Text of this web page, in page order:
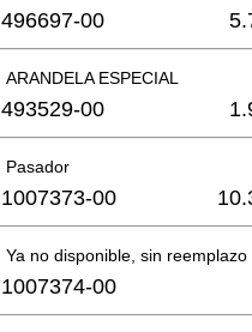
496697-00
ARANDELA ESPECIAL
493529-00
Pasador
1007373-00
Ya no disponible, sin reemplazo
1007374-00